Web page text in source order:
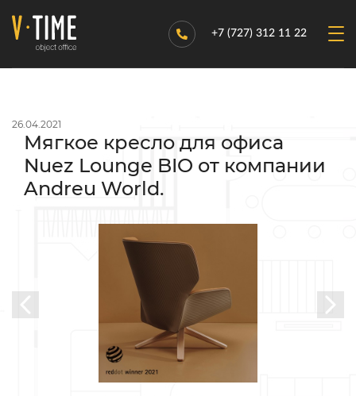
+7 (727) 312 11 22
26.04.2021
Мягкое кресло для офиса
Nuez Lounge BIO от компании
Andreu World.